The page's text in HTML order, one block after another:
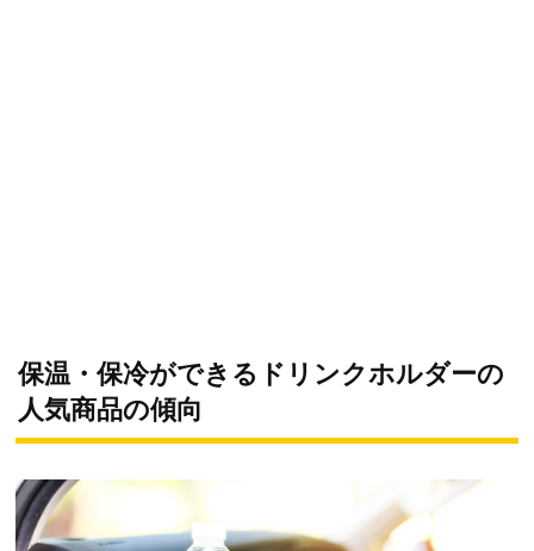
保温・保冷ができるドリンクホルダーの
人気商品の傾向